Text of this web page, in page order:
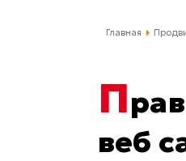
Главная
П
веб